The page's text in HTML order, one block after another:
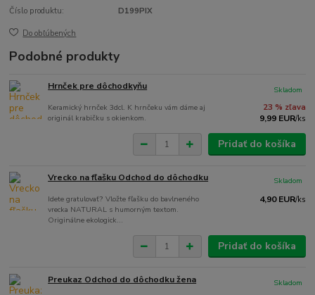
Číslo produktu: D199PIX
Do obľúbených
Podobné produkty
Hrnček pre dôchodkyňu
Keramický hrnček 3dcl. K hrnčeku vám dáme aj
originál krabičku s okienkom.
23 % zľava
9,99 EUR/ks
Skladom
Pridať do košíka
Vrecko na fľašku Odchod do dôchodku
Idete gratulovať? Vložte fľašku do bavlneného
vrecka NATURAL s humorným textom.
Originálne ekologick...
4,90 EUR/ks
Skladom
Pridať do košíka
Preukaz Odchod do dôchodku žena Skladom